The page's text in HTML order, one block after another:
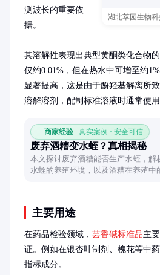
湖北萃园生物科
测波长的重要依
据。
其溶解性表现出典型黄酮类化合物
仅约0.01%，但在热水中可增至约
显著提高，这是由于酚羟基解离所
溶解溶剂，配制标准溶液时通常使用
商家经验 真实案例 · 安全可信
废弃酒糟变水蛭？真相揭秘
本文探讨废弃酒糟能否生产水蛭，解
水蛭的养殖环境，以及酒糟在养殖中
主要用途
在药品检验领域， 芸香碱标准品主
证。例如在银杏叶制剂、槐花等中
指标成分。